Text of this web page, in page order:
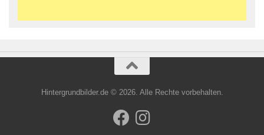
Hintergrundbilder.de © 2026. Alle Rechte vorbehalten.